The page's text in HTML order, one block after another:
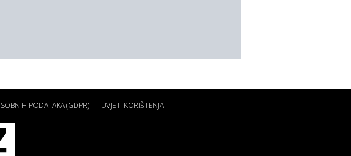
PODATAKA (GDPR) UVJETI KORIŠTENJA